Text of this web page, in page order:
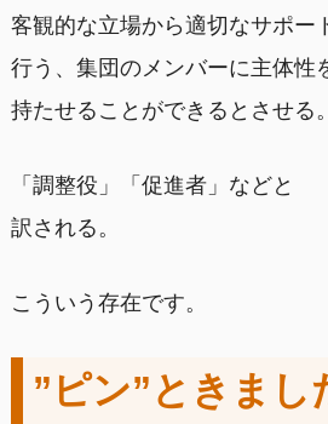
客観的な立場から適切なサポー
行う、集団のメンバーに主体性
持たせることができるとさせる。
「調整役」「促進者」などと
訳される。
こういう存在です。
”ピン”ときまし